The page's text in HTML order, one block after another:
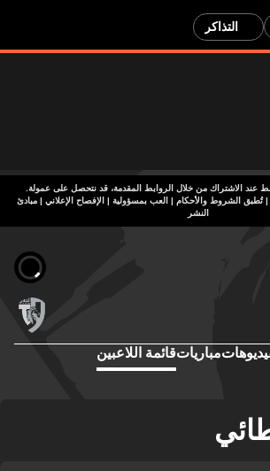
التذاكر
من خلال الروابط المقدمة، قد نتحصل على عمولة.
|الإفصاح الإعلاني |مبادئ
مبارياتقائمة اللاعبين